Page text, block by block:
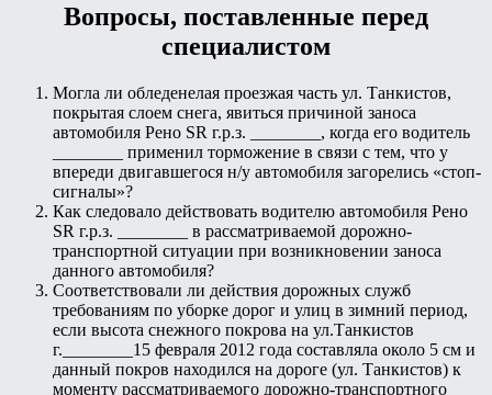
Вопросы, поставленные перед
специалистом
Могла ли обледенелая проезжая часть ул. Танкистов,
покрытая слоем снега, явиться причиной заноса
автомобиля Рено SR г.р.з. ________, когда его водитель
________ применил торможение в связи с тем, что у
впереди двигавшегося н/у автомобиля загорелись «стоп-
сигналы»?
Как следовало действовать водителю автомобиля Рено
SR г.р.з. ________ в рассматриваемой дорожно-
транспортной ситуации при возникновении заноса
данного автомобиля?
Соответствовали ли действия дорожных служб
требованиям по уборке дорог и улиц в зимний период,
если высота снежного покрова на ул.Танкистов
г.________15 февраля 2012 года составляла около 5 см и
данный покров находился на дороге (ул. Танкистов) к
моменту рассматриваемого дорожно-транспортного